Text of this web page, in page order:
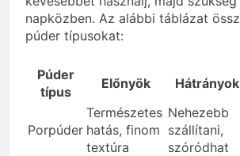
napközben. Az alábbi táblázat
púder típusokat:
Púder
típus
Előnyök Hátrányok
Porpúder
Természetes
hatás, finom
textúra
Nehezebb
szállítani,
szóródhat